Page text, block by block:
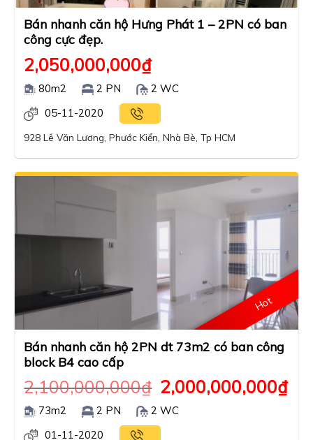
Bán nhanh căn hộ Hưng Phát 1 – 2PN có ban
công cực đẹp.
2,050,000,000₫
80m2 2 PN
2 WC
05-11-2020
928 Lê Văn Lương, Phước Kiển, Nhà Bè, Tp HCM
Hot
Bán nhanh căn hộ 2PN dt 73m2 có ban công
block B4 cao cấp
2,100,000,000₫ 2,000,000,000₫
73m2 2 PN
2 WC
01-11-2020